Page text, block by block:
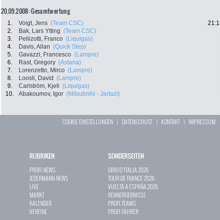
20.09.2008: Gesamtwertung
1. Voigt, Jens (Team CSC)
2.
Bak, Lars Ytting (Team CSC)
3.
Pellizotti, Franco (Liquigas)
4.
Davis, Allan (Quick Step)
5.
Gavazzi, Francesco (Lampre)
6.
Rast, Gregory (Astana)
7.
Lorenzetto, Mirco (Lampre)
8.
Loosli, David (Lampre)
9.
Carlström, Kjell (Liquigas)
10.
Abakoumov, Igor (Mitsubishi - Jartazi)
COOKIE EINSTELLUNGEN | DATENSCHUTZ | KONTAKT| IMPRESSUM
RUBRIKEN
PROFI-NEWS
JEDERMANN-NEWS
LIVE
MARKT
KALENDER
VEREINE
SONDERSEITEN
GIRO D`ITALIA 2026
TOUR DE FRANCE 2026
VUELTA A ESPAÑA 2026
RENNERGEBNISSE
PROFI-TEAMS
PROFI-FAHRER